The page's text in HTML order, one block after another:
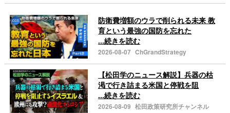
防衛費増額のウラで削られる未来 教
育という最強の国防を忘れた
...続きを読む
2026-08-07 ChGrandStrategy
【松田学のニュース解説】兵器の枯
渇で行き詰まる米国と停戦を阻
...続きを読む
2026-08-09 松田政策研究所チャンネル